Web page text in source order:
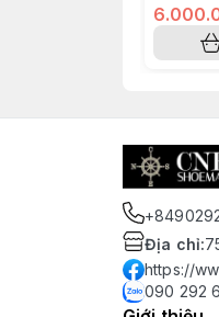
Địa chỉ:
https://
090 292